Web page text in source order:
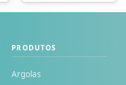
PRODUTOS
Argolas